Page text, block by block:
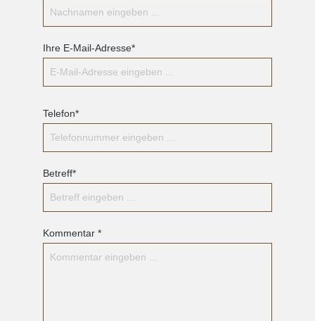
Ihre E-Mail-Adresse*
Telefon*
Betreff*
Kommentar *